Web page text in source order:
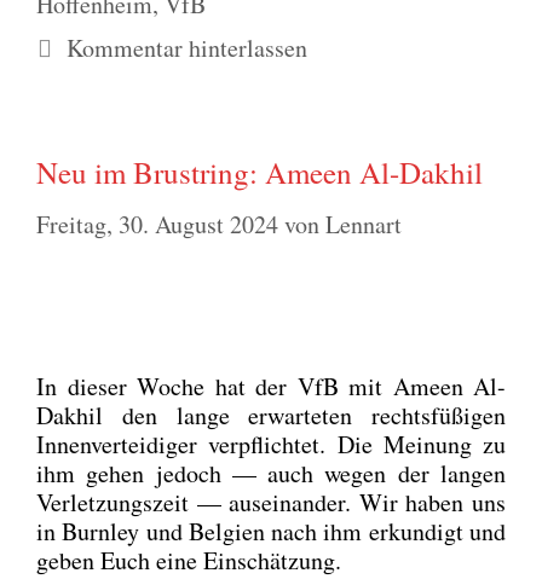
Kommentar hinterlassen
Neu im Brustring: Ameen Al-Dakhil
Freitag, 30. August 2024vonLennart
In die­ser Woche hat der VfB mit Ameen Al-
Dak­hil den lan­ge erwar­te­ten rechts­fü­ßi­gen
Innen­ver­tei­di­ger ver­pflich­tet. Die Mei­nung zu
ihm gehen jedoch — auch wegen der lan­gen
Ver­let­zungs­zeit — aus­ein­an­der. Wir haben uns
in Burn­ley und Bel­gi­en nach ihm erkun­digt und
geben Euch eine Ein­schät­zung.